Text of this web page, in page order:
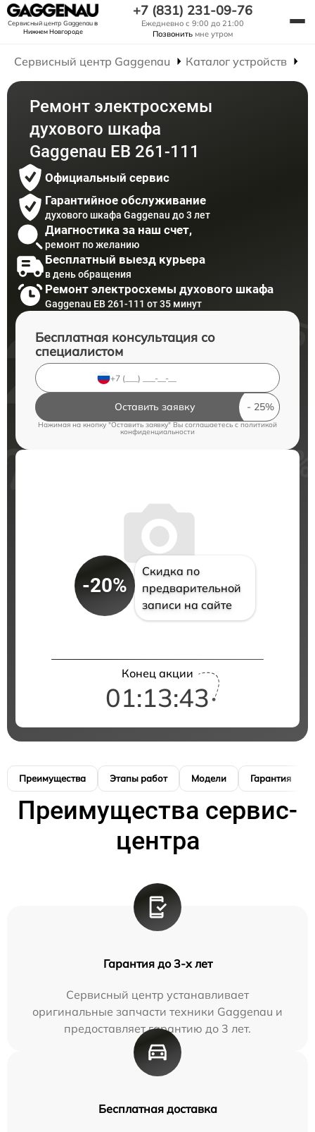
Сервисный центр Gaggenauв
Нижнем Новгороде
+7 (831) 231-09-76
Ежедневно с 9:00 до 21:00
Позвонить мне утром
Сервисный центр Gaggenau Каталог устройств
Ремонт электросхемы
духового шкафа
Gaggenau EB 261-111
Официальный сервис
Гарантийное обслуживание
духового шкафа Gaggenau до 3 лет
Диагностика за наш счет,
ремонт по желанию
Бесплатный выезд курьера
в день обращения
Ремонт электросхемы духового шкафа
Gaggenau EB 261-111 от 35 минут
Бесплатная консультация со
специалистом
Оставить заявку
Нажимая на кнопку "Оставить заявку" Вы соглашаетесь cполитикой
конфиденциальности
-20%
Скидка по
предварительной
записи на сайте
Конец акции
01:13:42
Преимущества Этапы работ Модели Гарантия
Преимущества сервис-
центра
Гарантия до 3-х лет
Сервисный центр устанавливает
оригинальные запчасти техники Gaggenau и
предоставляет гарантию до 3 лет.
Бесплатная доставка